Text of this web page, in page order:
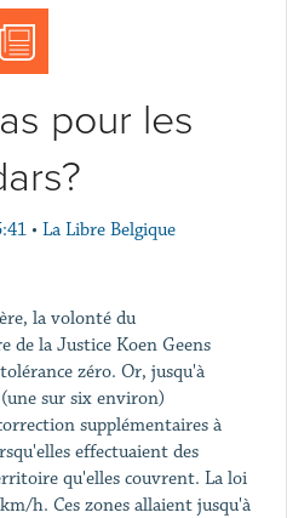
pour les
• La Libre Belgique
la volonté du
de la Justice Koen Geens
zéro. Or, jusqu'à
sur six environ)
supplémentaires à
effectuaient des
qu'elles couvrent. La loi
h. Ces zones allaient jusqu'à